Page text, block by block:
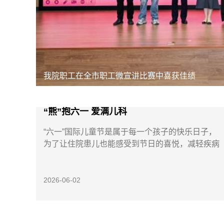
我院职工在全市职工微宣讲比赛中喜获佳绩
“熊”抱六一 爱满儿科
“六一”国际儿童节是属于每一个孩子的快乐日子，
为了让住院患儿也能感受到节日的喜悦，减轻疾病
2026-06-02